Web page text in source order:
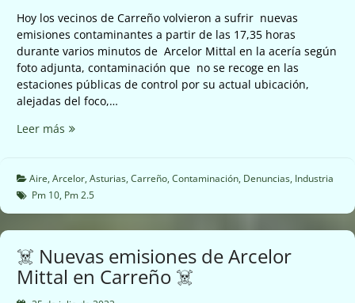
Hoy los vecinos de Carreño volvieron a sufrir nuevas
emisiones contaminantes a partir de las 17,35 horas
durante varios minutos de Arcelor Mittal en la acería según
foto adjunta, contaminación que no se recoge en las
estaciones públicas de control por su actual ubicación,
alejadas del foco,…
Leer más ☠️
Arcelor
Mittal
en
Carreño
Aire, Arcelor, Asturias, Carreño, Contaminación, Denuncias, Industria
Pm 10, Pm 2.5
☠️ Nuevas emisiones de Arcelor
Mittal en Carreño ☠️